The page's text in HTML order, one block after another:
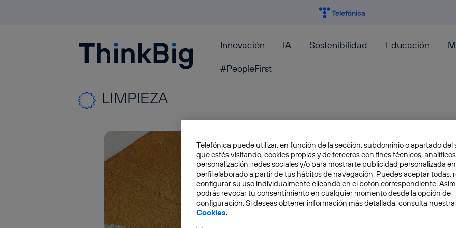
Blogthinkbig.com Innovación IA Sostenibilidad Educación
#PeopleFirst
LIMPIEZA
¿De qué está hecho el
“¿Cómo se puede acumular tanto polvo?” o
playa a mi alfombra?” son algunas de las
Diego de la Torre
Telefónica puede utilizar, en función de la sección, subdominio o apartado del
que estés visitando, cookies propias y de terceros con fines técnicos,
personalización, redes sociales y/o para mostrarte publicidad personalizada
perfil elaborado a partir de tus hábitos de navegación. Puedes aceptar todas,
configurar su uso individualmente clicando en el botón correspondiente.
podrás revocar tu consentimiento en cualquier momento desde la opción de
configuración. Si deseas obtener información más detallada, consulta nuestra
Cookies.